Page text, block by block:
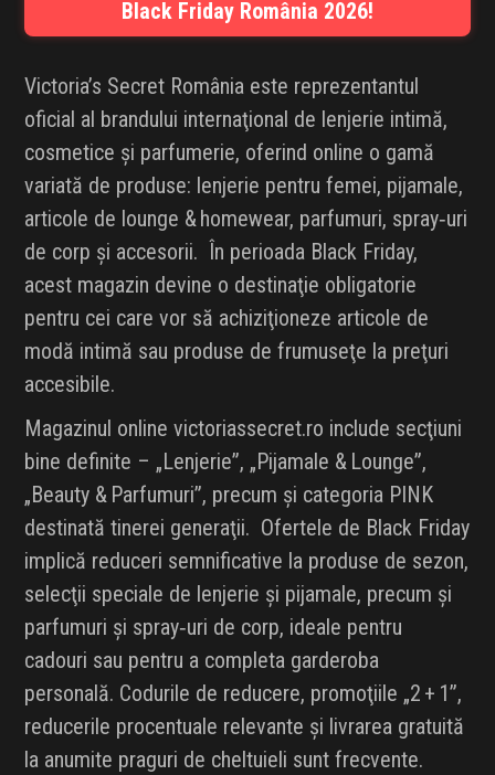
Black Friday România 2026!
Victoria’s Secret România este reprezentantul
oficial al brandului internaţional de lenjerie intimă,
cosmetice şi parfumerie, oferind online o gamă
variată de produse: lenjerie pentru femei, pijamale,
articole de lounge & homewear, parfumuri, spray‑uri
de corp şi accesorii. În perioada Black Friday,
acest magazin devine o destinaţie obligatorie
pentru cei care vor să achiziţioneze articole de
modă intimă sau produse de frumuseţe la preţuri
accesibile.
Magazinul online victoriassecret.ro include secţiuni
bine definite – „Lenjerie”, „Pijamale & Lounge”,
„Beauty & Parfumuri”, precum şi categoria PINK
destinată tinerei generaţii. Ofertele de Black Friday
implică reduceri semnificative la produse de sezon,
selecţii speciale de lenjerie şi pijamale, precum şi
parfumuri şi spray‑uri de corp, ideale pentru
cadouri sau pentru a completa garderoba
personală. Codurile de reducere, promoţiile „2 + 1”,
reducerile procentuale relevante şi livrarea gratuită
la anumite praguri de cheltuieli sunt frecvente.